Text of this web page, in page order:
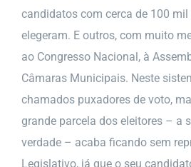
candidatos com cerca de 100
elegeram. E outros, com muito
ao Congresso Nacional, à
Câmaras Municipais. Neste
chamados puxadores de voto,
grande parcela dos eleitores – a
verdade – acaba ficando sem
Legislativo, já que o seu